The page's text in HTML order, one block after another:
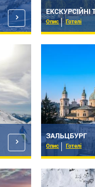
Опис Готелі
ЗАЛЬЦБУРГ
Опис Готелі